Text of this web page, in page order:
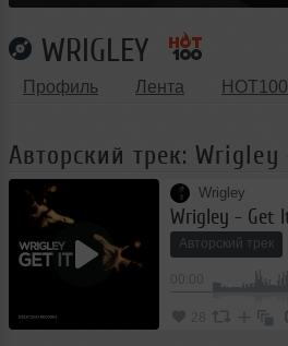
WRIGLEY
Профиль Лента HOT100
Авторский трек:
Wrigley
Wrigley - Get
Авторский трек
28